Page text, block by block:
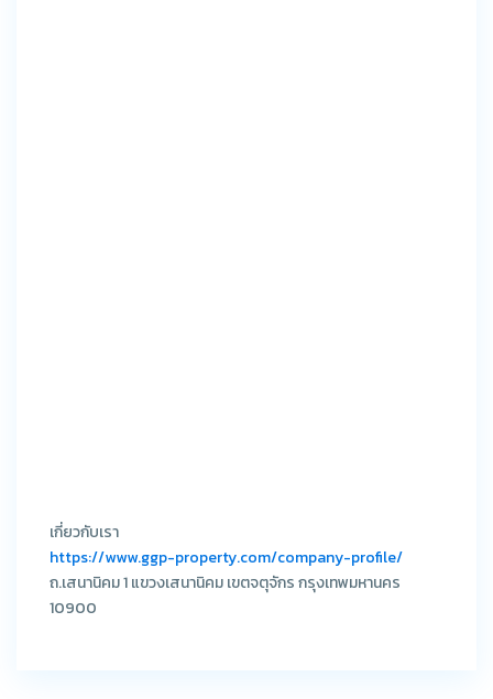
เกี่ยวกับเรา
https://www.ggp-property.com/company-profile/
ถ.เสนานิคม 1 แขวงเสนานิคม เขตจตุจักร กรุงเทพมหานคร
10900